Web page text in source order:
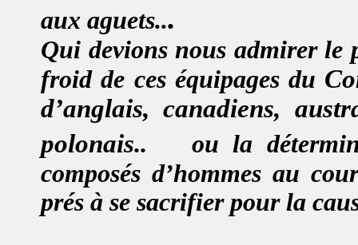
aux aguets...
Qui devions nous admirer
froid de ces équipagesdu
d’anglais, canadiens,
polonais..
ou la
composés d’hommes au
prés à se sacrifier pour la